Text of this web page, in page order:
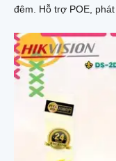
đêm. Hỗ trợ POE,